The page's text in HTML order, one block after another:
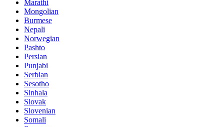
Marathi
Mongolian
Burmese
Nepali
Norwegian
Pashto
Persian
Punjabi
Serbian
Sesotho
Sinhala
Slovak
Slovenian
Somali